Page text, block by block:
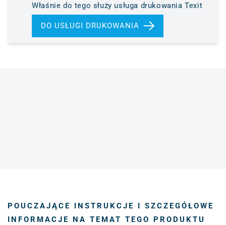
Właśnie do tego służy usługa drukowania Texit
DO USŁUGI DRUKOWANIA
POUCZAJĄCE INSTRUKCJE I SZCZEGÓŁOWE
INFORMACJE NA TEMAT TEGO PRODUKTU